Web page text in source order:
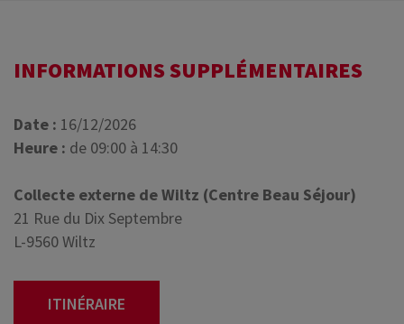
INFORMATIONS SUPPLÉMENTAIRES
Date : 16/12/2026
Heure : de 09:00 à 14:30
Collecte externe de Wiltz (Centre Beau Séjour)
21 Rue du Dix Septembre
L-9560 Wiltz
ITINÉRAIRE